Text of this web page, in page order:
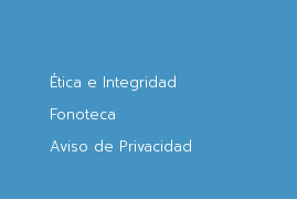
Ética e Integridad
Fonoteca
Aviso de Privacidad